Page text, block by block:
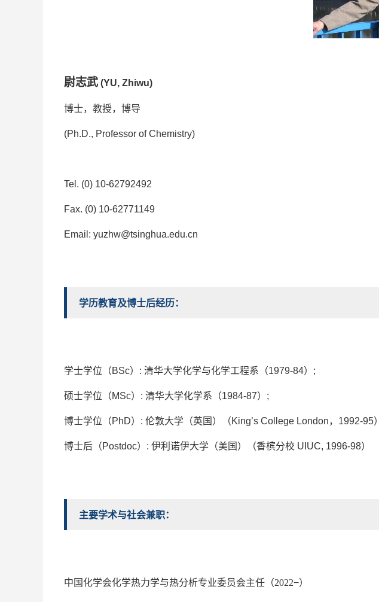
尉志武 (YU, Zhiwu)
博士，教授，博导
(Ph.D., Professor of Chemistry)
Tel. (0) 10-62792492
Fax. (0) 10-62771149
Email: yuzhw@tsinghua.edu.cn
学历教育及博士后经历：
学士学位（BSc） : 清华大学化学与化学工程系（1979-84） ;
硕士学位（MSc） : 清华大学化学系（1984-87） ;
博士学位（PhD） : 伦敦大学（英国）（King’s College London， 1992-95）
博士后（Postdoc） : 伊利诺伊大学（美国）（香槟分校 UIUC, 1996-98）
主要学术与社会兼职：
中国化学会化学热力学与热分析专业委员会主任（2022−）